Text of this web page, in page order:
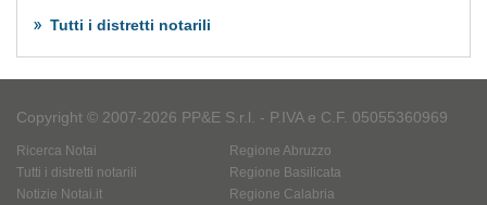
Tutti i distretti notarili
Copyright © 2007-2026 PP&E S.r.l. - P.IVA e C.F. 05055360969
Ricerca Notai
Tutti i distretti notarili
Notizie Notai.it
Regione Abruzzo
Regione Basilicata
Regione Calabria